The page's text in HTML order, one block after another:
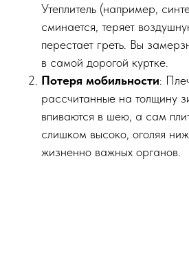
Утеплитель (например,
сминается, теряет
перестает греть. Вы
в самой дорогой куртке.
Потеря мобильности:
рассчитанные на толщину
впиваются в шею, а сам
слишком высоко, оголяя
жизненно важных органов.